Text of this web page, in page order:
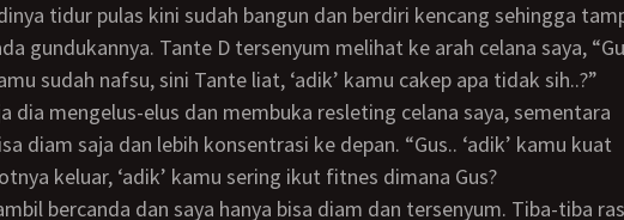
tidur pulas kini sudah bangun dan berdiri kencang sehingga
gundukannya. Tante D tersenyum melihat ke arah celana saya,
sudah nafsu, sini Tante liat, ‘adik’ kamu cakep apa tidak sih..?”
dia mengelus-elus dan membuka resleting celana saya, sementara
diam saja dan lebih konsentrasi ke depan. “Gus.. ‘adik’ kamu kuat
keluar, ‘adik’ kamu sering ikut fitnes dimana Gus?